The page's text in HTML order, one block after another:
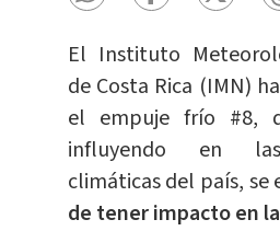
El Instituto
de Costa Rica (IMN)
el empuje frío #8,
influyendo en
climáticas del país, se
de tener impacto en